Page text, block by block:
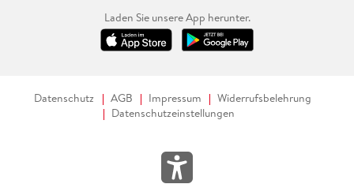
Laden Sie unsere App herunter.
Datenschutz AGB Impressum
Widerrufsbelehrung
Datenschutzeinstellungen